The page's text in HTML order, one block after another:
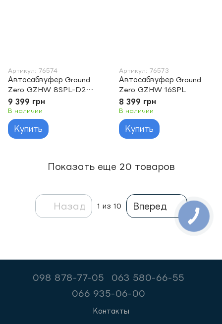
Артикул: 76574
Автосабвуфер Ground
Zero GZHW 8SPL-D2
FLAT
9 399 грн
В наличии
Купить
Артикул: 76573
Автосабвуфер Ground
Zero GZHW 16SPL
8 399 грн
В наличии
Купить
Показать еще 20 товаров
Назад 1 из 10 Вперед
098 878-77-05
063 580-66-55
066 935-06-00
Контакты